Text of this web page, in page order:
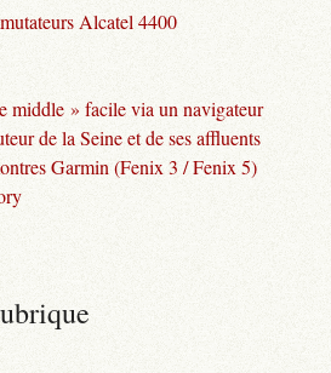
Alcatel 4400
middle » facile via un navigateur
de la Seine et de ses affluents
Garmin (Fenix 3 / Fenix 5)